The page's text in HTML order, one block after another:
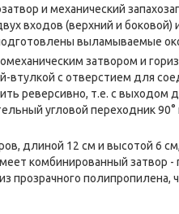
и механический
входов (верхний и боковой)
выламываемые
затвором и
с отверстием для
реверсивно, т.е. с выходом
угловой переходник 90°
длиной 12 см и высотой 6
комбинированный затвор -
прозрачного полипропилена,